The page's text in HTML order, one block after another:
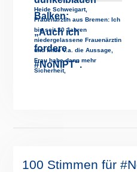
Heide Schweigart,
Frauenärztin aus Bremen: Ich
bin seit 20 Jahren
niedergelassene Frauenärztin
und finde v.a. die Aussage,
Frau habe dann mehr
Sicherheit,
100 Stimmen für